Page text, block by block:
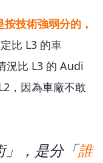
按技術強弱分的，
比 L3 的車
況比 L3 的 Audi
，因為車廠不敢
」，是分「誰